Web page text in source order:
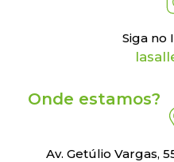
Siga no
Onde estamos?
Av. Getúlio Vargas,